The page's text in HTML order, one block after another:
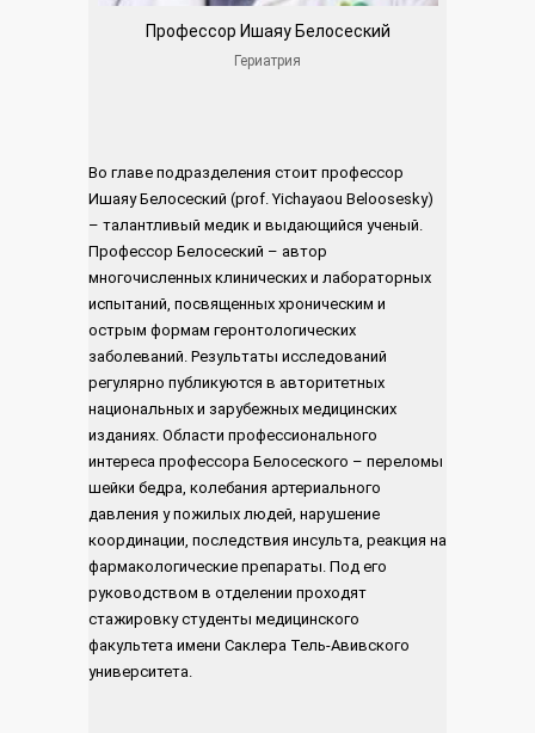
Профессор Ишаяу Белосеский
Гериатрия
Во главе подразделения стоит профессор
Ишаяу Белосеский (prof. Yichayaou Beloosesky)
– талантливый медик и выдающийся ученый.
Профессор Белосеский – автор
многочисленных клинических и лабораторных
испытаний, посвященных хроническим и
острым формам геронтологических
заболеваний. Результаты исследований
регулярно публикуются в авторитетных
национальных и зарубежных медицинских
изданиях. Области профессионального
интереса профессора Белосеского – переломы
шейки бедра, колебания артериального
давления у пожилых людей, нарушение
координации, последствия инсульта, реакция на
фармакологические препараты. Под его
руководством в отделении проходят
стажировку студенты медицинского
факультета имени Саклера Тель-Авивского
университета.